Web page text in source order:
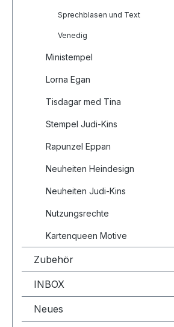
Sprechblasen und Text
Venedig
Ministempel
Lorna Egan
Tisdagar med Tina
Stempel Judi-Kins
Rapunzel Eppan
Neuheiten Heindesign
Neuheiten Judi-Kins
Nutzungsrechte
Kartenqueen Motive
Zubehör
INBOX
Neues